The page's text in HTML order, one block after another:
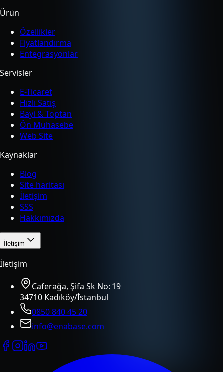
Ürün
Özellikler
Fiyatlandırma
Entegrasyonlar
Servisler
E-Ticaret
Hızlı Satış
Bayi & Toptan
Ön Muhasebe
Web Site
Kaynaklar
Blog
Site haritası
İletişim
SSS
Hakkımızda
İletişim
İletişim
Caferağa, Şifa Sk No: 19
34710 Kadıköy/İstanbul
0850 840 45 20
info@enabase.com